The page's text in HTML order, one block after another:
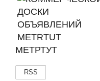
МЕТРТУТ
RSS